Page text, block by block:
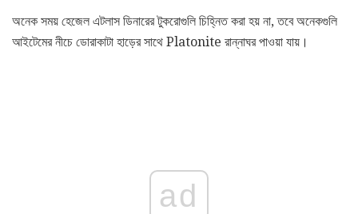
অনেক সময় হেজেল এটলাস ডিনারের টুকরোগুলি চিহ্নিত করা হয় না, তবে অনেকগুলি
আইটেমের নীচে ডোরাকাটা হাড়ের সাথে Platonite রান্নাঘর পাওয়া যায়।
ad